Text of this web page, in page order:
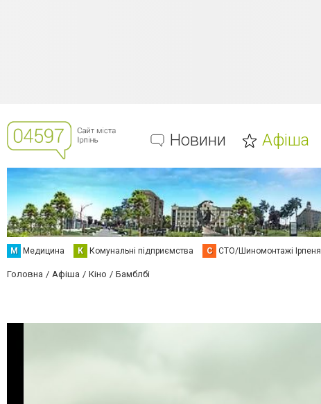
Новини Афіша
М Медицина К Комунальні підприємства С СТО/Шиномонтажі Ірпеня
Головна Афіша Кіно Бамблбі